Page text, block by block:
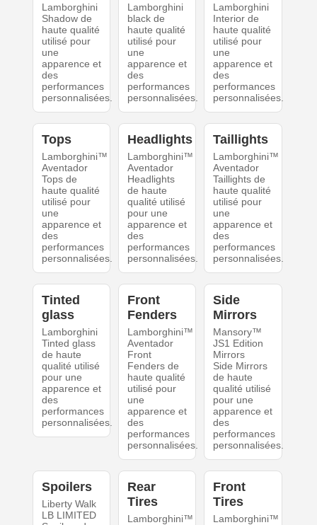
Lamborghini
Shadow de
haute qualité
utilisé pour
une
apparence et
des
performances
personnalisées.
Lamborghini
black de
haute qualité
utilisé pour
une
apparence et
des
performances
personnalisées.
Lamborghini
Interior de
haute qualité
utilisé pour
une
apparence et
des
performances
personnalisées.
Tops
Lamborghini™
Aventador
Tops de
haute qualité
utilisé pour
une
apparence et
des
performances
personnalisées.
Headlights
Lamborghini™
Aventador
Headlights
de haute
qualité utilisé
pour une
apparence et
des
performances
personnalisées.
Taillights
Lamborghini™
Aventador
Taillights de
haute qualité
utilisé pour
une
apparence et
des
performances
personnalisées.
Tinted
glass
Lamborghini
Tinted glass
de haute
qualité utilisé
pour une
apparence et
des
performances
personnalisées.
Front
Fenders
Lamborghini™
Aventador
Front
Fenders de
haute qualité
utilisé pour
une
apparence et
des
performances
personnalisées.
Side
Mirrors
Mansory™
JS1 Edition
Mirrors
Side Mirrors
de haute
qualité utilisé
pour une
apparence et
des
performances
personnalisées.
Spoilers
Liberty Walk
LB LIMITED
Rear
Tires
Lamborghini™
Front
Tires
Lamborghini™